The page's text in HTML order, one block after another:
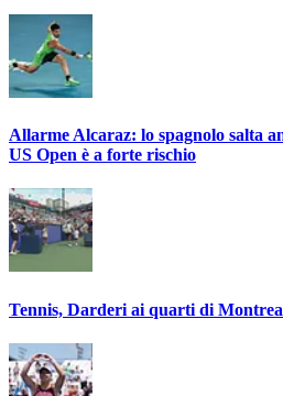
Allarme Alcaraz: lo spagnolo salta
US Open è a forte rischio
Tennis, Darderi ai quarti di